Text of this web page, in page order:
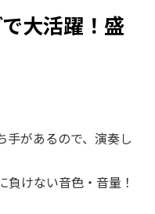
大活躍！盛
手があるので、演奏し
けない音色・音量！